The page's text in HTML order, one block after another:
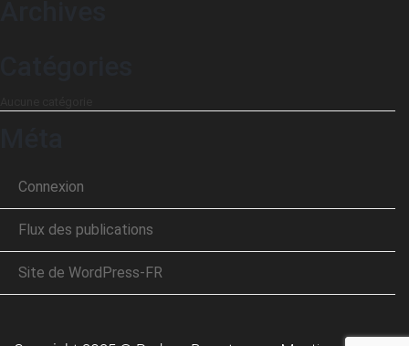
Connexion
Flux des publications
Site de WordPress-FR